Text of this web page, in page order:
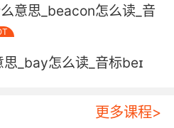
滩头堡要容易得多
not be enlarged and
trying to fight their
pinned down.
意思_beacon怎么读_音
_bay怎么读_音标beɪ
更多课程>